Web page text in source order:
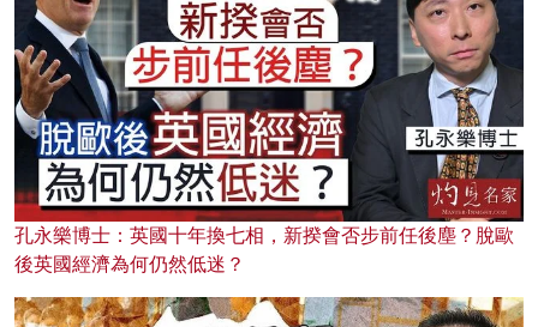
孔永樂博士：英國十年換七相，新揆會否步前任後塵？脫歐
後英國經濟為何仍然低迷？